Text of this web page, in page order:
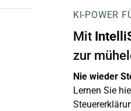
KI-POWER
Mit
zur
Nie wieder
Lernen Sie